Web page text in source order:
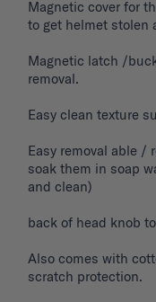
Magnetic cover for
to get helmet stolen
Magnetic latch /
removal.
Easy clean texture
Easy removal able /
soak them in soap
and clean)
back of head knob
Also comes with
scratch protection.